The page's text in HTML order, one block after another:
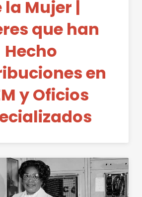
la Mujer |
que han
Hecho
en
y Oficios